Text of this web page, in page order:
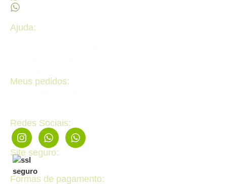
Ajuda:
Meus pedidos:
Redes Sociais:
Site seguro:
Formas de pagamento: